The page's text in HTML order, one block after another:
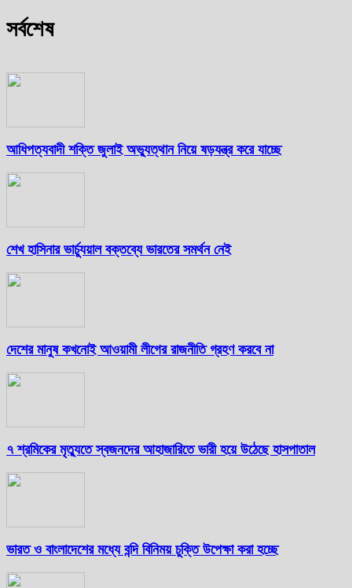
সর্বশেষ
আধিপত্যবাদী শক্তি জুলাই অভ্যুত্থান নিয়ে ষড়যন্ত্র করে যাচ্ছে
শেখ হাসিনার ভার্চ্যুয়াল বক্তব্যে ভারতের সমর্থন নেই
দেশের মানুষ কখনোই আওয়ামী লীগের রাজনীতি গ্রহণ করবে না
৭ শ্রমিকের মৃত্যুতে স্বজনদের আহাজারিতে ভারী হয়ে উঠেছে হাসপাতাল
ভারত ও বাংলাদেশের মধ্যে বন্দি বিনিময় চুক্তি উপেক্ষা করা হচ্ছে